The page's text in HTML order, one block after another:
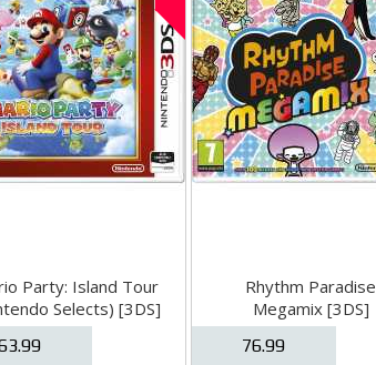
Party: Island Tour
Selects) [3DS]
Rhythm Paradise
Megamix [3DS]
76.99